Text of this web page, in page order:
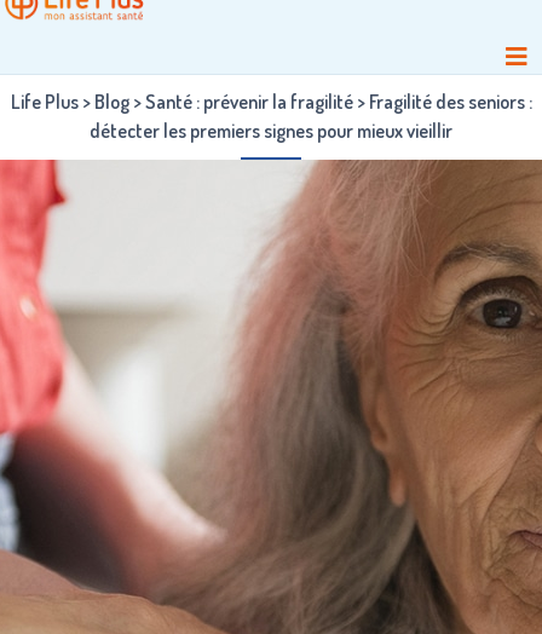
Life Plus> Blog>Santé : prévenir la fragilité> Fragilité des seniors :
détecter les premiers signes pour mieux vieillir